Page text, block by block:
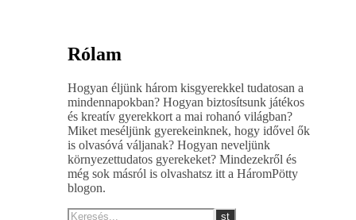
Rólam
Hogyan éljünk három kisgyerekkel tudatosan a
mindennapokban? Hogyan biztosítsunk játékos
és kreatív gyerekkort a mai rohanó világban?
Miket meséljünk gyerekeinknek, hogy idővel ők
is olvasóvá váljanak? Hogyan neveljünk
környezettudatos gyerekeket? Mindezekről és
még sok másról is olvashatsz itt a HáromPötty
blogon.